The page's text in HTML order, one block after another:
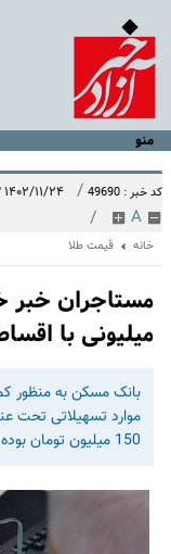
منو
کد خبر : 49690 / ۱۴۰۲/۱۱/۲۴ ۱۸:۳۷:۳۳
A
/
خانه قیمت طلا
میلیونی با اقساط ۳
بانک مسکن به منظور
موارد تسهیلاتی تحت
150 میلیون تومان بوده و سود آن نیز به کمتر از 20 درصد می‌رسد.